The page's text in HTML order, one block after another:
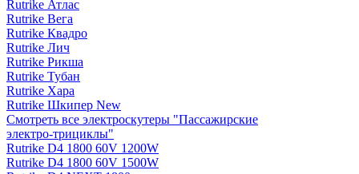
Rutrike Атлас
Rutrike Вега
Rutrike Квадро
Rutrike Лич
Rutrike Рикша
Rutrike Тубан
Rutrike Хара
Rutrike Шкипер New
Смотреть все электро­скутеры "Пассажирские
электро‑трициклы"
Rutrike D4 1800 60V 1200W
Rutrike D4 1800 60V 1500W